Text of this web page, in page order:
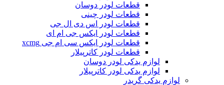
قطعات لودر دوسان
قطعات لودر چینی
قطعات لودر اس دی ال جی
قطعات لودر ایکس جی ام ای
قطعات لودر ایکس سی ام جی xcmg
قطعات لودر کاترپیلار
لوازم یدکی لودر دوسان
لوازم یدکی لودر کاترپیلار
لوازم یدکی گریدر